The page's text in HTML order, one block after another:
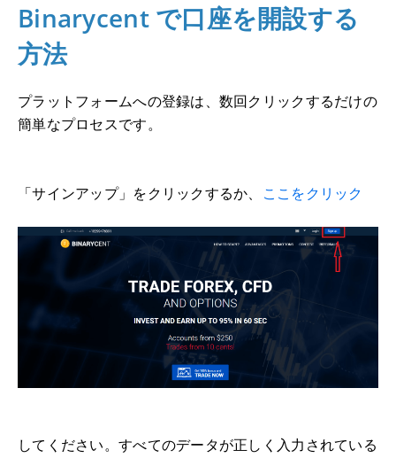
Binarycent で口座を開設する
方法
プラットフォームへの登録は、数回クリックするだけの
簡単なプロセスです。
「サインアップ」をクリックするか、 ここをクリック
してください。すべてのデータが正しく入力されている